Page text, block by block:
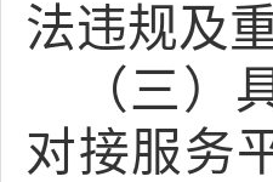
法违规及
（三
对接服务